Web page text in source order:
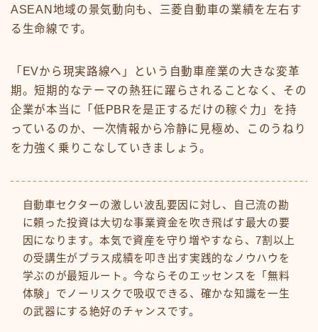
ASEAN地域の景気動向も、三菱自動車の業績を左右す
る生命線です。
「EVから現実路線へ」という自動車産業の大きな変革
期。短期的なテーマの熱狂に躍らされることなく、その
企業が本当に「低PBRを是正するだけの稼ぐ力」を持
っているのか、一次情報から冷静に見極め、このうねり
を力強く乗りこなしていきましょう。
自動車セクターの激しい波乱要因に対し、自己流の勘
に頼った投資は大切な事業資金を吹き飛ばす最大の要
因になります。本気で資産を守り増やすなら、7割以上
の受講生がプラス成績を叩き出す実践的なノウハウを
学ぶのが最短ルート。今ならそのエッセンスを「無料
体験」でノーリスクで吸収できる、確かな知識を一生
の武器にする絶好のチャンスです。